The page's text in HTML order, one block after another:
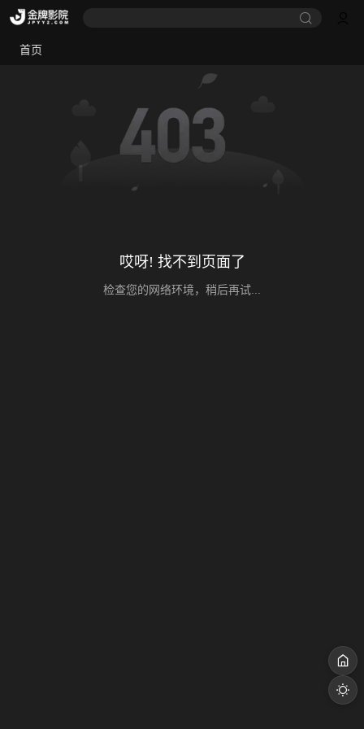
首页
哎呀! 找不到页面了
检查您的网络环境，稍后再试...